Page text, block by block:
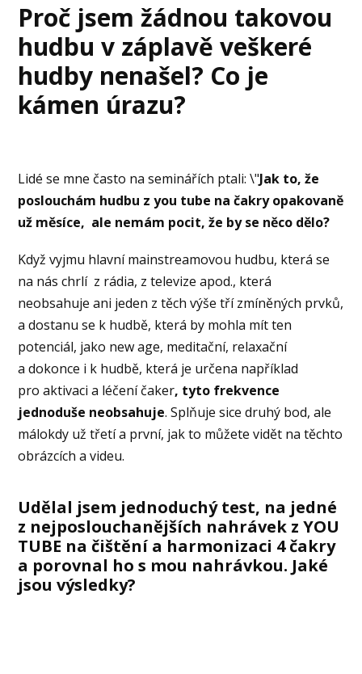
Proč jsem žádnou takovou
hudbu v záplavě veškeré
hudby nenašel? Co je
kámen úrazu?
Lidé se mne často na seminářích ptali: \"Jak to, že
poslouchám hudbu z you tube na čakry opakovaně
už měsíce, ale nemám pocit, že by se něco dělo?
Když vyjmu hlavní mainstreamovou hudbu, která se
na nás chrlí z rádia, z televize apod., která
neobsahuje ani jeden z těch výše tří zmíněných prvků,
a dostanu se k hudbě, která by mohla mít ten
potenciál, jako new age, meditační, relaxační
a dokonce i k hudbě, která je určena například
pro aktivaci a léčení čaker, tyto frekvence
jednoduše neobsahuje. Splňuje sice druhý bod, ale
málokdy už třetí a první, jak to můžete vidět na těchto
obrázcích a videu.
Udělal jsem jednoduchý test, na jedné
z nejposlouchanějších nahrávek z YOU
TUBE na čištění a harmonizaci 4 čakry
a porovnal ho s mou nahrávkou. Jaké
jsou výsledky?